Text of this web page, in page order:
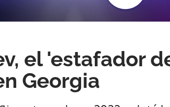
el 'estafador
Georgia